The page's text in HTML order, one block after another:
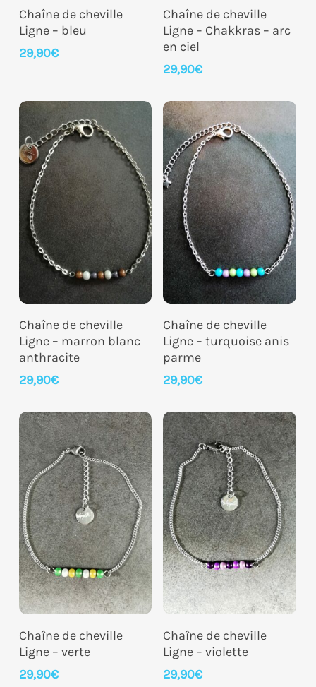
Ajouter Au Panier
Chaîne de cheville
Ligne – bleu
29,90€
Ajouter Au Panier
Chaîne de cheville
Ligne – Chakkras – arc
en ciel
29,90€
Ajouter Au Panier
Chaîne de cheville
Ligne – marron blanc
anthracite
29,90€
Ajouter Au Panier
Chaîne de cheville
Ligne – turquoise anis
parme
29,90€
Ajouter Au Panier
Chaîne de cheville
Ligne – verte
29,90€
Ajouter Au Panier
Chaîne de cheville
Ligne – violette
29,90€